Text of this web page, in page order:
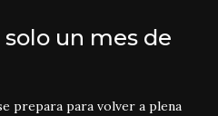
un mes de
prepara para volver a plena